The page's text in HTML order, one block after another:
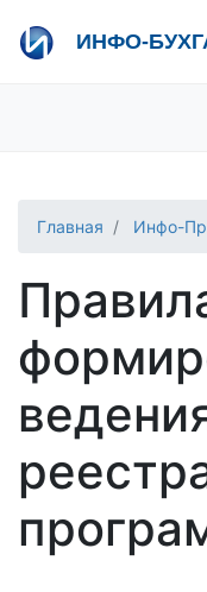
ИНФО-
Главная Инфо-